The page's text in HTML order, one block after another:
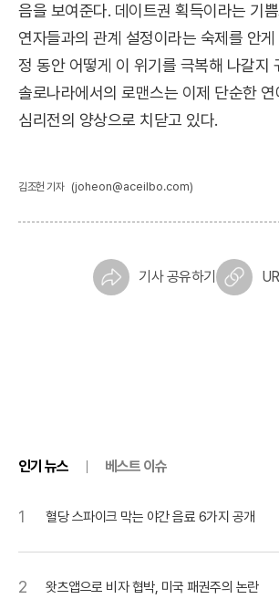
음을 보여준다. 데이트권 획득이라는 기
연자들과의 관계 설정이라는 숙제를 안
정 동안 어떻게 이 위기를 극복해 나갈지
솔로나라에서의 로맨스는 이제 단순한
심리전의 양상으로 치닫고 있다.
김조헌 기자 (joheon@aceilbo.com)
기사 공유하기
인기 뉴스 베스트 이슈
1 혈당 스파이크 막는 야간 음료 6가지 공개
2 왓츠앱으로 비자 협박, 미국 패권주의 논란